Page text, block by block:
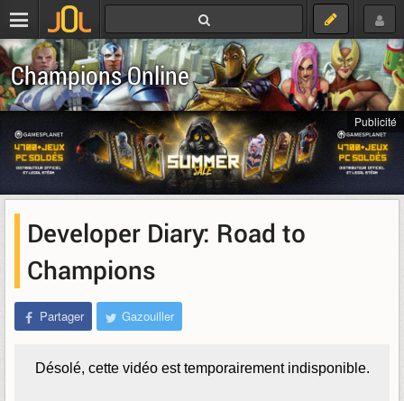
Champions Online
Publicité
Developer Diary: Road to
Champions
Partager Gazouiller